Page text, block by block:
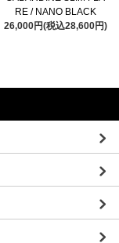
RE / NANO BLACK
26,000円(税込28,600円)